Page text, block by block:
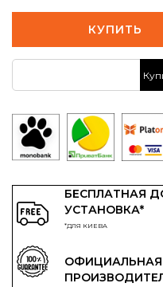
КУПИТЬ
БЕСПЛАТНАЯ
УСТАНОВКА*
*ДЛЯ КИЕВА
ОФИЦИАЛЬНАЯ